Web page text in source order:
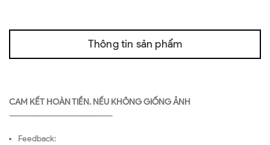
Thông tin sản phẩm
CAM KẾT HOÀN TIỀN. NẾU KHÔNG GIỐNG ẢNH
—————————————————
Feedback: